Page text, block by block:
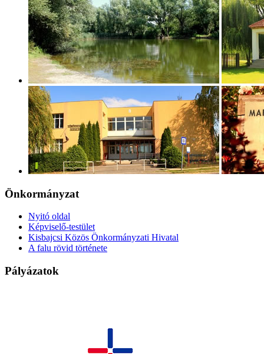
Önkormányzat
Nyitó oldal
Képviselő-testület
Kisbajcsi Közös Önkormányzati Hivatal
A falu rövid története
Pályázatok